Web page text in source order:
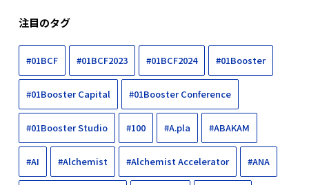
注目のタグ
#01BCF #01BCF2023 #01BCF2024 #01Booster
#01Booster Capital #01Booster Conference
#01Booster Studio #100 #A.pla #ABAKAM
#AI #Alchemist #Alchemist Accelerator #ANA